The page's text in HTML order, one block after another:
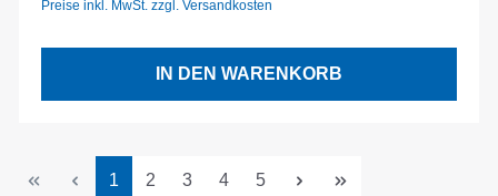
Preise inkl. MwSt. zzgl. Versandkosten
IN DEN WARENKORB
Seite
1 Seite
2 Seite
3 Seite
4 Seite
5